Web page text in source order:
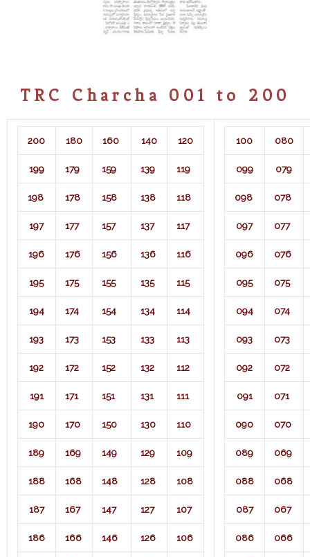
TRC Charcha 001 to 200
200 180 160 140 120
199 179 159 139 119
198 178 158 138 118
197 177 157 137 117
196 176 156 136 116
195 175 155 135 115
194 174 154 134 114
193 173 153 133 113
192 172 152 132 112
191 171 151 131 111
190 170 150 130 110
189 169 149 129 109
188 168 148 128 108
187 167 147 127 107
186 166 146 126 106
100 080
099 079
098 078
097 077
096 076
095 075
094 074
093 073
092 072
091 071​
090 070
089 069
088 068
087 067
086 066